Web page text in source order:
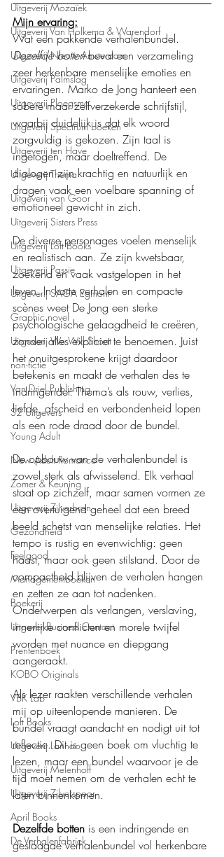
Uitgeverij Mozaïek
Uitgeverij Van Holkema & Warendorf
Uitgeverij Nieuw Amsterdam
Uitgeverij Palmslag
Uitgeverij Ploegsma
Uitgeverij Spectrum boeken
Uitgeverij ten Have
Uitgeverij Thema
Uitgeverij van Goor
Uitgeverij Sisters Press
Uitgeverij Loft Books
Uitgeverij Passie
Uitgeverij SAGA Egmont
Graphic novel
Uitgeverij We Will Shoot
non-fictie
Van Driel Publishing
S2 Uitgevers
Young Adult
New Adult Romance
Zomer & Keuning
Uitgeverij Zilverbron
Gezondheid
Feelgood
Managementboeken
Boekerij
Uitgever Business Contact
Prentenboek
KOBO Originals
VBK Lab
Loft Books
Uitgeverij Lannoo
Uitgeverij Melenhoff
Uitgeverij Zilverspoor
April Books
De Verhalenfabriek
Mijn ervaring:
Wat een pakkende verhalenbundel.
Dezelfde botten bevat een verzameling
zeer herkenbare menselijke emoties en
ervaringen. Marko de Jong hanteert een
sobere maar zelfverzekerde schrijfstijl,
waarbij duidelijk is dat elk woord
zorgvuldig is gekozen. Zijn taal is
ingetogen, maar doeltreffend. De
dialogen zijn krachtig en natuurlijk en
dragen vaak een voelbare spanning of
emotioneel gewicht in zich.
De diverse personages voelen menselijk
en realistisch aan. Ze zijn kwetsbaar,
zoekend en vaak vastgelopen in het
leven. In korte verhalen en compacte
scènes weet De Jong een sterke
psychologische gelaagdheid te creëren,
zonder alles expliciet te benoemen. Juist
het onuitgesprokene krijgt daardoor
betekenis en maakt de verhalen des te
indringender. Thema’s als rouw, verlies,
liefde, afscheid en verbondenheid lopen
als een rode draad door de bundel.
De opbouw van de verhalenbundel is
zowel sterk als afwisselend. Elk verhaal
staat op zichzelf, maar samen vormen ze
een overtuigend geheel dat een breed
beeld schetst van menselijke relaties. Het
tempo is rustig en evenwichtig: geen
haast, maar ook geen stilstand. Door de
compactheid blijven de verhalen hangen
en zetten ze aan tot nadenken.
Onderwerpen als verlangen, verslaving,
innerlijke conflicten en morele twijfel
worden met nuance en diepgang
aangeraakt.
Als lezer raakten verschillende verhalen
mij op uiteenlopende manieren. De
bundel vraagt aandacht en nodigt uit tot
reflectie. Dit is geen boek om vluchtig te
lezen, maar een bundel waarvoor je de
tijd moet nemen om de verhalen echt te
laten binnenkomen.
Dezelfde botten is een indringende en
geslaagde verhalenbundel vol herkenbare